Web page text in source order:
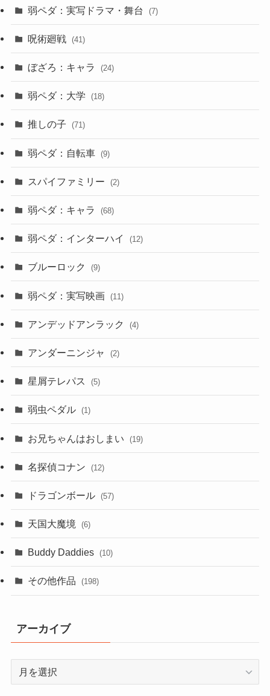
弱ペダ：実写ドラマ・舞台 (7)
呪術廻戦 (41)
ぼざろ：キャラ (24)
弱ペダ：大学 (18)
推しの子 (71)
弱ペダ：自転車 (9)
スパイファミリー (2)
弱ペダ：キャラ (68)
弱ペダ：インターハイ (12)
ブルーロック (9)
弱ペダ：実写映画 (11)
アンデッドアンラック (4)
アンダーニンジャ (2)
星屑テレパス (5)
弱虫ペダル (1)
お兄ちゃんはおしまい (19)
名探偵コナン (12)
ドラゴンボール (57)
天国大魔境 (6)
Buddy Daddies (10)
その他作品 (198)
アーカイブ